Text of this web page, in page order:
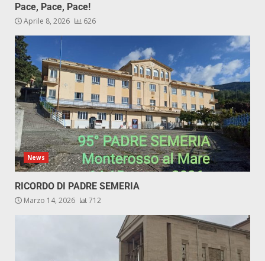
Pace, Pace, Pace!
Aprile 8, 2026 626
News
RICORDO DI PADRE SEMERIA
Marzo 14, 2026 712